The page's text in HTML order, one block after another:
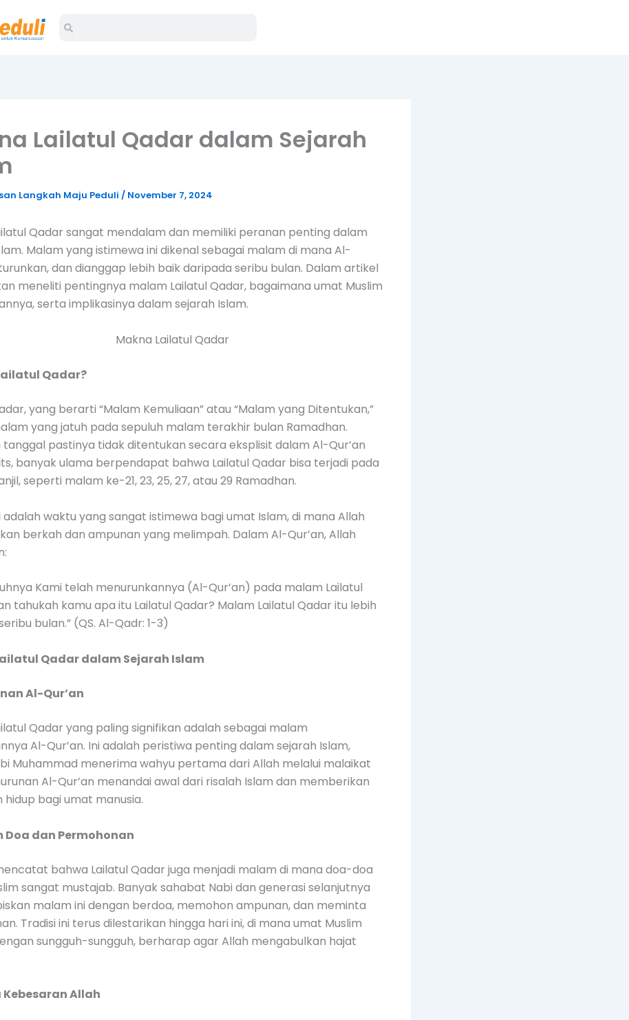
Search
Lailatul Qadar dalam Sejarah
Langkah Maju Peduli / November 7, 2024
Qadar sangat mendalam dan memiliki peranan penting dalam
Malam yang istimewa ini dikenal sebagai malam di mana Al-
dan dianggap lebih baik daripada seribu bulan. Dalam artikel
meneliti pentingnya malam Lailatul Qadar, bagaimana umat Muslim
serta implikasinya dalam sejarah Islam.
Qadar?
yang berarti “Malam Kemuliaan” atau “Malam yang Ditentukan,”
yang jatuh pada sepuluh malam terakhir bulan Ramadhan.
tanggal pastinya tidak ditentukan secara eksplisit dalam Al-Qur’an
banyak ulama berpendapat bahwa Lailatul Qadar bisa terjadi pada
seperti malam ke-21, 23, 25, 27, atau 29 Ramadhan.
adalah waktu yang sangat istimewa bagi umat Islam, di mana Allah
berkah dan ampunan yang melimpah. Dalam Al-Qur’an, Allah
Kami telah menurunkannya (Al-Qur’an) pada malam Lailatul
tahukah kamu apa itu Lailatul Qadar? Malam Lailatul Qadar itu lebih
bulan.” (QS. Al-Qadr: 1-3)
Qadar dalam Sejarah Islam
Al-Qur’an
Qadar yang paling signifikan adalah sebagai malam
Al-Qur’an. Ini adalah peristiwa penting dalam sejarah Islam,
Muhammad menerima wahyu pertama dari Allah melalui malaikat
Al-Qur’an menandai awal dari risalah Islam dan memberikan
hidup bagi umat manusia.
Doa dan Permohonan
bahwa Lailatul Qadar juga menjadi malam di mana doa-doa
sangat mustajab. Banyak sahabat Nabi dan generasi selanjutnya
malam ini dengan berdoa, memohon ampunan, dan meminta
Tradisi ini terus dilestarikan hingga hari ini, di mana umat Muslim
sungguh-sungguh, berharap agar Allah mengabulkan hajat
Kebesaran Allah